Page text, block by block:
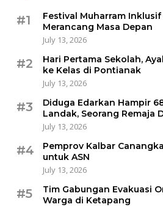
#1
Festival Muharram
Merancang Masa Depan
July 13, 2026
#2
Hari Pertama Sekolah,
ke Kelas di Pontianak
July 13, 2026
#3
Diduga Edarkan Hampir
Landak, Seorang Remaja
July 13, 2026
#4
Pemprov Kalbar
untuk ASN
July 13, 2026
#5
Tim Gabungan Evakuasi
Warga di Ketapang